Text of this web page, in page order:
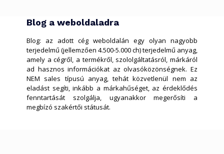
Blog a weboldaladra
Blog: az adott cég weboldalán egy olyan nagyobb
terjedelmű (jellemzően 4.500-5.000 ch) terjedelmű anyag,
amely a cégről, a termékről, szololgáltatásról, márkáról
ad hasznos információkat az olvasóközönségnek. Ez
NEM sales típusú anyag, tehát közvetlenül nem az
eladást segíti, inkább a márkahűséget, az érdeklődés
fenntartását szolgálja, ugyanakkor megerősíti a
megbízó szakértői státusát.